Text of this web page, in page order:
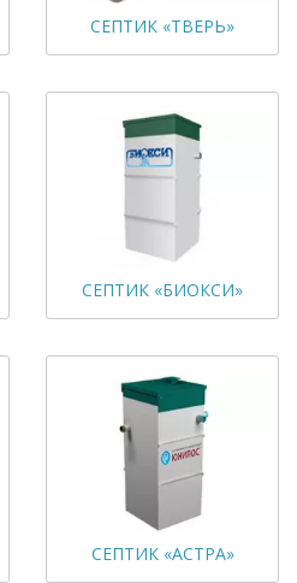
СЕПТИК «ТВЕРЬ»
СЕПТИК «БИОКСИ»
СЕПТИК «АСТРА»